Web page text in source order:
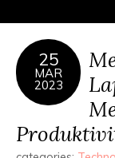
25
MAR
2023